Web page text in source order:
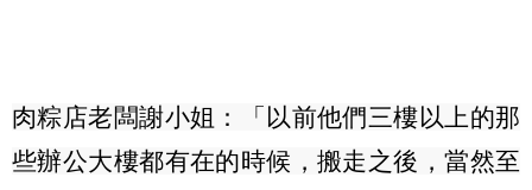
肉粽店老闆謝小姐：「以前他們三樓以上的那
些辦公大樓都有在的時候，搬走之後，當然至